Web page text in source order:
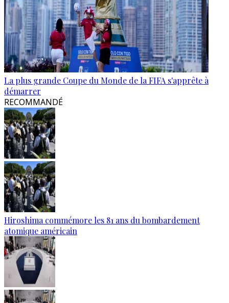
La plus grande Coupe du Monde de la FIFA s'apprête à
démarrer
RECOMMANDÉ
Hiroshima commémore les 81 ans du bombardement
atomique américain